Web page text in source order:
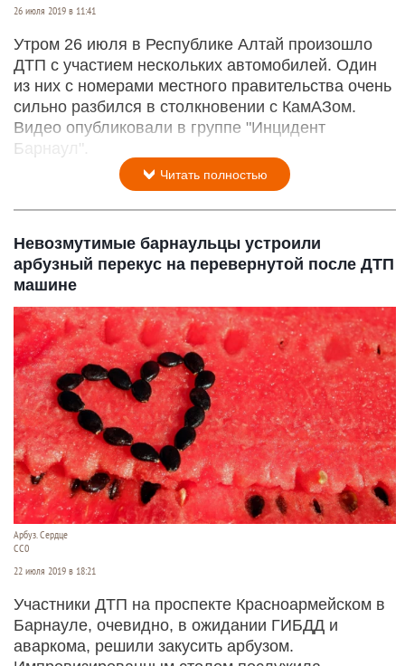
26 июля 2019 в 11:41
Утром 26 июля в Республике Алтай произошло
ДТП с участием нескольких автомобилей. Один
из них с номерами местного правительства очень
сильно разбился в столкновении с КамАЗом.
Видео опубликовали в группе "Инцидент
Барнаул".
Читать полностью
Невозмутимые барнаульцы устроили
арбузный перекус на перевернутой после ДТП
машине
Арбуз. Сердце
СС0
22 июля 2019 в 18:21
Участники ДТП на проспекте Красноармейском в
Барнауле, очевидно, в ожидании ГИБДД и
аваркома, решили закусить арбузом.